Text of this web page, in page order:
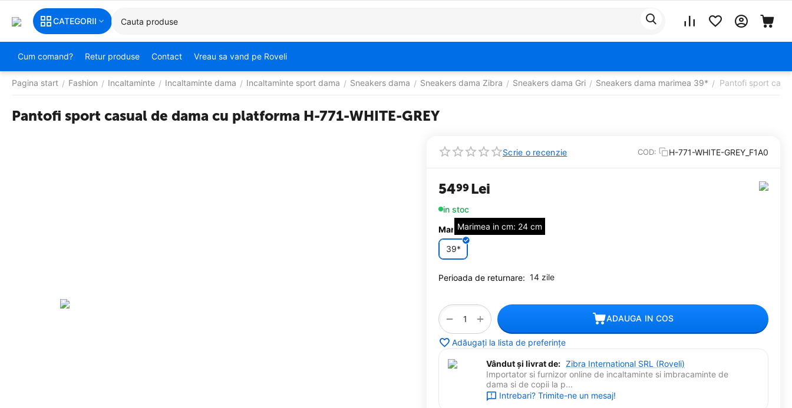
CATEGORII
Cum comand? Retur produse Contact Vreau sa vand pe Roveli
Pagina start / Fashion / Incaltaminte / Incaltaminte dama / Incaltaminte sport dama / Sneakers dama / Sneakers dama Zibra / Sneakers dama Gri / Sneakers dama marimea 39* / Pantofi sport
Pantofi sport casual de dama cu platforma H-771-WHITE-GREY
Scrie o recenzie COD: H-771-WHITE-GREY_F1A0
5499 Lei
in stoc
Marime (12):
39*
Marimea in cm: 24 cm
Perioada de returnare: 14 zile
+
− ADAUGA IN COS
Adăugați la lista de preferințe
Vândut și livrat de: Zibra International SRL (Roveli)
Importator si furnizor online de incaltaminte si imbracaminte de
dama si de copii la p...
Intrebari? Trimite-ne un mesaj!